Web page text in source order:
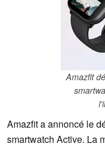
Amazfit
Amazfit a annoncé le
smartwatch Active. La